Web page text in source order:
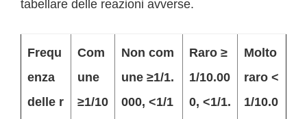
tabellare delle reazioni avverse.
Frequ
enza
delle r
Com
une
≥1/10
Non com
une ≥1/1.
000, <1/1
Raro ≥
1/10.00
0, <1/1.
Molto
raro <
1/10.0